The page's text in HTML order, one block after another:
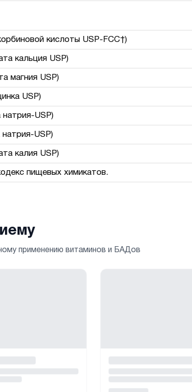
кислоты USP-FCC†)
кальция USP)
магния USP)
USP)
USP)
USP)
калия USP)
пищевых химикатов.
применению витаминов и БАДов